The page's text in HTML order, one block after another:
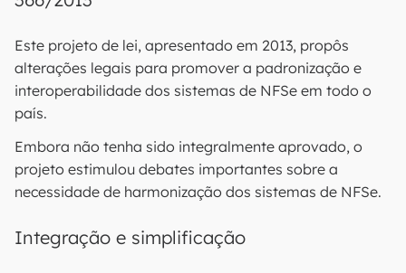
Este projeto de lei, apresentado em 2013, propôs
alterações legais para promover a padronização e
interoperabilidade dos sistemas de NFSe em todo o
país.
Embora não tenha sido integralmente aprovado, o
projeto estimulou debates importantes sobre a
necessidade de harmonização dos sistemas de NFSe.
Integração e simplificação